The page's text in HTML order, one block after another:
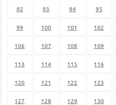
92 93 94 95
99 100 101 102
106 107 108 109
113 114 115 116
120 121 122 123
127 128 129 130